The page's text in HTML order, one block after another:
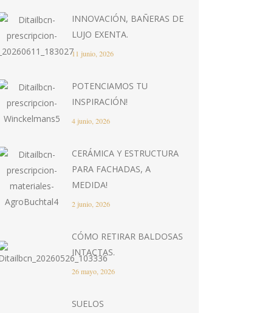
INNOVACIÓN, BAÑERAS DE
LUJO EXENTA.
11 junio, 2026
POTENCIAMOS TU
INSPIRACIÓN!
4 junio, 2026
CERÁMICA Y ESTRUCTURA
PARA FACHADAS, A
MEDIDA!
2 junio, 2026
CÓMO RETIRAR BALDOSAS
INTACTAS.
26 mayo, 2026
SUELOS